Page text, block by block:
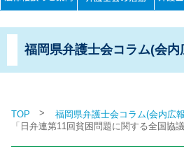
福岡県弁護士会コラム(会
TOP > 福岡県弁護士会コラム(会内広
「日弁連第11回貧困問題に関する全国協